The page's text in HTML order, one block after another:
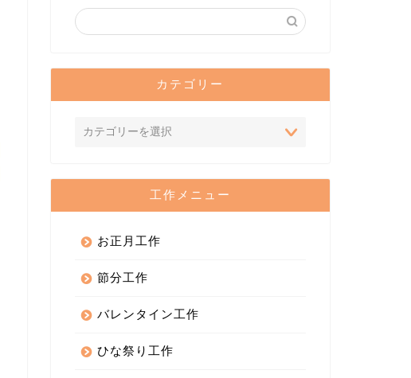
カテゴリー
工作メニュー
お正月工作
節分工作
バレンタイン工作
ひな祭り工作